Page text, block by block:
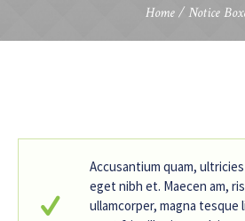
Home/Notice
Accusantium quam,
eget nibh et. Maecen am,
ullamcorper, magna tesque